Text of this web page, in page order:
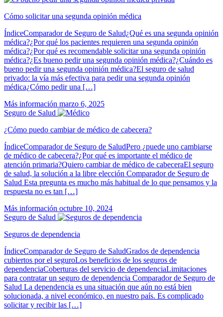
Cómo solicitar una segunda opinión médica
ÍndiceComparador de Seguro de Salud¿Qué es una segunda opinión
médica?¿Por qué los pacientes requieren una segunda opinión
médica?¿Por qué es recomendable solicitar una segunda opinión
médica?¿Es bueno pedir una segunda opinión médica?¿Cuándo es
bueno pedir una segunda opinión médica?El seguro de salud
privado: la vía más efectiva para pedir una segunda opinión
médica¿Cómo pedir una […]
Más información marzo 6, 2025
Seguro de Salud
¿Cómo puedo cambiar de médico de cabecera?
ÍndiceComparador de Seguro de SaludPero ¿puede uno cambiarse
de médico de cabecera?¿Por qué es importante el médico de
atención primaria?Quiero cambiar de médico de cabeceraEl seguro
de salud, la solución a la libre elección Comparador de Seguro de
Salud Esta pregunta es mucho más habitual de lo que pensamos y la
respuesta no es tan […]
Más información octubre 10, 2024
Seguro de Salud
Seguros de dependencia
ÍndiceComparador de Seguro de SaludGrados de dependencia
cubiertos por el seguroLos beneficios de los seguros de
dependenciaCoberturas del servicio de dependenciaLimitaciones
para contratar un seguro de dependencia Comparador de Seguro de
Salud La dependencia es una situación que aún no está bien
solucionada, a nivel económico, en nuestro país. Es complicado
solicitar y recibir las […]